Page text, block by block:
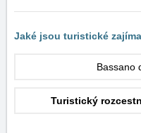
Jaké jsou turistické
Bassano
Turistický